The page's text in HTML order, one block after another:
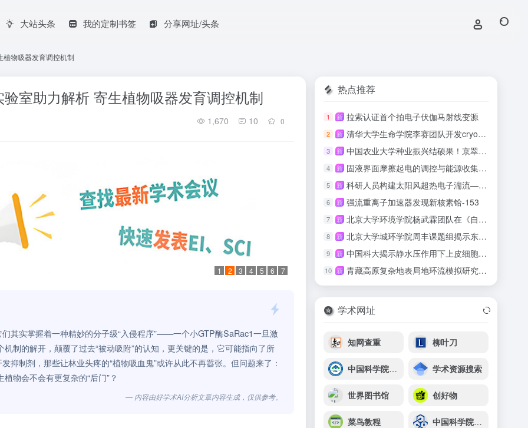
大站头条 我的定制书签 分享网址/头条
物吸器发育调控机制
室助力解析 寄生植物吸器发育调控机制
1,670 10 0
1 2 3 4 5 6 7
其实掌握着一种精妙的分子级“入侵程序”——一个小GTP酶SaRac1一旦激
制的解开，颠覆了过去“被动吸附”的认知，更关键的是，它可能指向了所
抑制剂，那些让林业头疼的“植物吸血鬼”或许从此不再嚣张。但问题来了：
物会不会有更复杂的“后门”？
— 内容由好学术AI分析文章内容生成，仅供参考。
热点推荐
1 新 拉索认证首个拍电子伏伽马射线变源
2 新 清华大学生命学院李赛团队开发cryo-ET数据一体化实时处理软件
3 新 中国农业大学种业振兴结硕果！京翠绿壳蛋鸡配套系喜获国家畜禽新品种证书
4 新 固液界面摩擦起电的调控与能源收集研究取得系列进展
5 新 科研人员构建太阳风超热电子湍流—动理学自洽耦合数值模型
6 新 强流重离子加速器发现新核素铪-153
7 新 北京大学环境学院杨武霖团队在《自然·通讯》发文提出电子流调控级联生物电化学低碳水处理工艺
8 新 北京大学城环学院周丰课题组揭示东北黑土区耕地质量与作物产量的响应规律
9 新 中国科大揭示静水压作用下上皮细胞鼓包生长、崩塌与振荡的物理机制
10 新 青藏高原复杂地表局地环流模拟研究取得进展
学术网址
知网查重 柳叶刀
中国科学院青海盐湖研究所 学术资源搜索
世界图书馆 创好物
菜鸟教程 中国科学院苏州纳米技术与纳米仿生研究所